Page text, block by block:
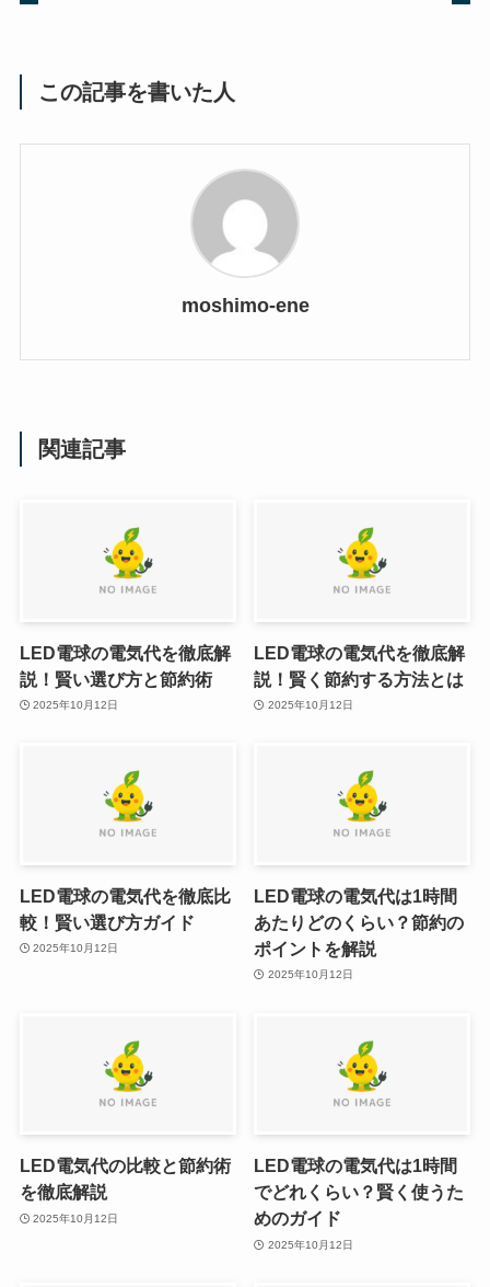
この記事を書いた人
moshimo-ene
関連記事
LED電球の電気代を徹底解
説！賢い選び方と節約術
2025年10月12日
LED電球の電気代を徹底解
説！賢く節約する方法とは
2025年10月12日
LED電球の電気代を徹底比
較！賢い選び方ガイド
2025年10月12日
LED電球の電気代は1時間
あたりどのくらい？節約の
ポイントを解説
2025年10月12日
LED電気代の比較と節約術
を徹底解説
2025年10月12日
LED電球の電気代は1時間
でどれくらい？賢く使うた
めのガイド
2025年10月12日